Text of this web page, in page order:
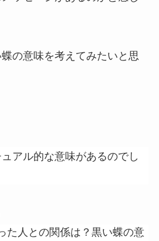
の意味を考えてみたいと思
アル的な意味があるのでし
た人との関係は？黒い蝶の意